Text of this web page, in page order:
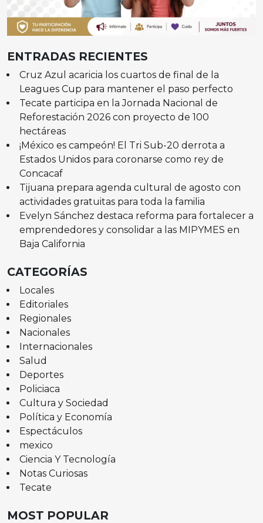
ENTRADAS RECIENTES
Cruz Azul acaricia los cuartos de final de la
Leagues Cup para mantener el paso perfecto
Tecate participa en la Jornada Nacional de
Reforestación 2026 con proyecto de 100
hectáreas
¡México es campeón! El Tri Sub-20 derrota a
Estados Unidos para coronarse como rey de
Concacaf
Tijuana prepara agenda cultural de agosto con
actividades gratuitas para toda la familia
Evelyn Sánchez destaca reforma para fortalecer a
emprendedores y consolidar a las MIPYMES en
Baja California
CATEGORÍAS
Locales
Editoriales
Regionales
Nacionales
Internacionales
Salud
Deportes
Policiaca
Cultura y Sociedad
Política y Economía
Espectáculos
mexico
Ciencia Y Tecnología
Notas Curiosas
Tecate
MOST POPULAR